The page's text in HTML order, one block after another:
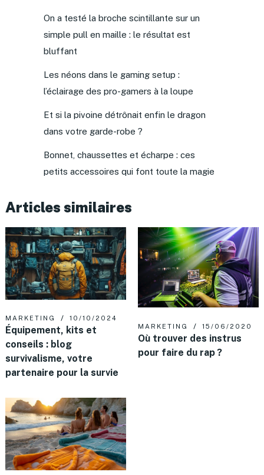
On a testé la broche scintillante sur un
simple pull en maille : le résultat est
bluffant
Les néons dans le gaming setup :
l’éclairage des pro-gamers à la loupe
Et si la pivoine détrônait enfin le dragon
dans votre garde-robe ?
Bonnet, chaussettes et écharpe : ces
petits accessoires qui font toute la magie
Articles similaires
MARKETING 10/10/2024
Équipement, kits et
conseils : blog
survivalisme, votre
partenaire pour la survie
MARKETING 15/06/2020
Où trouver des instrus
pour faire du rap ?